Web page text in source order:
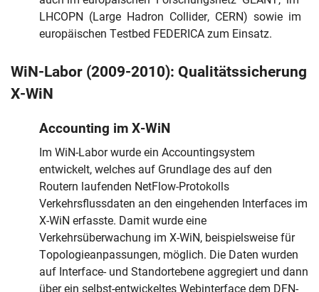
LHCOPN (Large Hadron Collider, CERN) sowie im
europäischen Testbed FEDERICA zum Einsatz.
WiN-Labor (2009-2010): Qualitätssicherung
X-WiN
Accounting im X-WiN
Im WiN-Labor wurde ein Accountingsystem
entwickelt, welches auf Grundlage des auf den
Routern laufenden NetFlow-Protokolls
Verkehrsflussdaten an den eingehenden Interfaces im
X-WiN erfasste. Damit wurde eine
Verkehrsüberwachung im X-WiN, beispielsweise für
Topologieanpassungen, möglich. Die Daten wurden
auf Interface- und Standortebene aggregiert und dann
über ein selbst-entwickeltes Webinterface dem DFN-